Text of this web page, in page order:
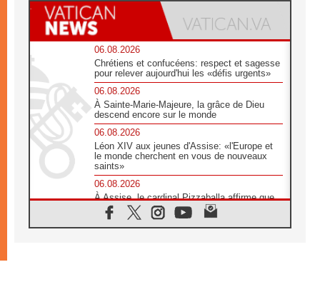
06.08.2026
Chrétiens et confucéens: respect et sagesse
pour relever aujourd'hui les «défis urgents»
06.08.2026
À Sainte-Marie-Majeure, la grâce de Dieu
descend encore sur le monde
06.08.2026
Léon XIV aux jeunes d'Assise: «l'Europe et
le monde cherchent en vous de nouveaux
saints»
06.08.2026
À Assise, le cardinal Pizzaballa affirme que
«les chrétiens veulent la paix»
06.08.2026